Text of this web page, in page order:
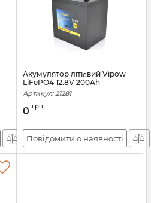
Акумулятор літієвий Vipow
LiFePO4 12.8V 200Ah
Артикул: 21281
0 грн.
Повідомити о наявності